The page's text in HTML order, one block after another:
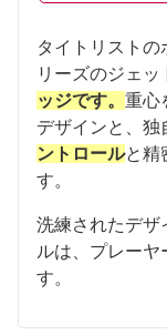
タイトリスト
リーズのジェ
ッジです。 重心
デザインと、独
ントロールと精
す。
洗練されたデザ
ルは、プレーヤ
す。